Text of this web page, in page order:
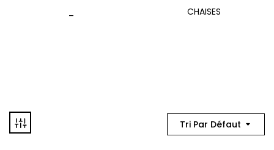
CHAISES
Tri Par Défaut